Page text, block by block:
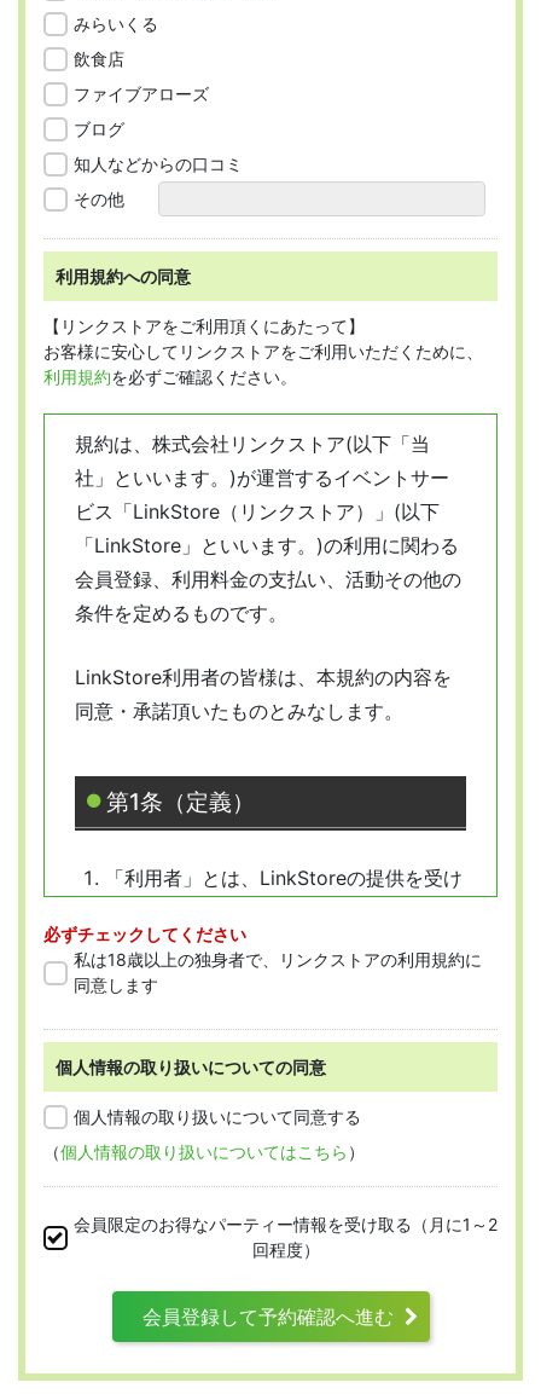
みらいくる
飲食店
ファイブアローズ
ブログ
知人などからの口コミ
その他
利用規約への同意
【リンクストアをご利用頂くにあたって】
お客様に安心してリンクストアをご利用いただくために、
利用規約を必ずご確認ください。
規約は、株式会社リンクストア(以下「当
社」といいます。)が運営するイベントサー
ビス「LinkStore（リンクストア）」(以下
「LinkStore」といいます。)の利用に関わる
会員登録、利用料金の支払い、活動その他の
条件を定めるものです。
LinkStore利用者の皆様は、本規約の内容を
同意・承諾頂いたものとみなします。
第1条（定義）
「利用者」とは、LinkStoreの提供を受け
「会員」とは、本規約に従って会員登録
をした人を指します。
第2条 （適用範囲）
本規約は、すべての会員に適用され、登録手
ります。
第3条 （利用資格）
必ずチェックしてください
私は18歳以上の独身者で、リンクストアの利用規約に
同意します
個人情報の取り扱いについての同意
個人情報の取り扱いについて同意する
（個人情報の取り扱いについてはこちら ）
会員限定のお得なパーティー情報を受け取る（月に1～2
回程度）
会員登録して予約確認へ進む